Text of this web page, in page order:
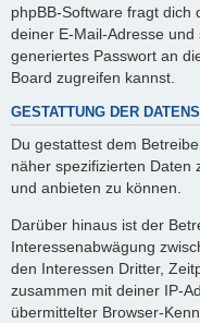
phpBB-Software fragt dich
deiner E-Mail-Adresse
generiertes Passwort an
Board zugreifen kannst.
GESTATTUNG DER
Du gestattest dem
näher spezifizierten Daten
und anbieten zu können.
Darüber hinaus ist der
Interessenabwägung
den Interessen Dritter,
zusammen mit deiner IP-
übermittelter Browser-